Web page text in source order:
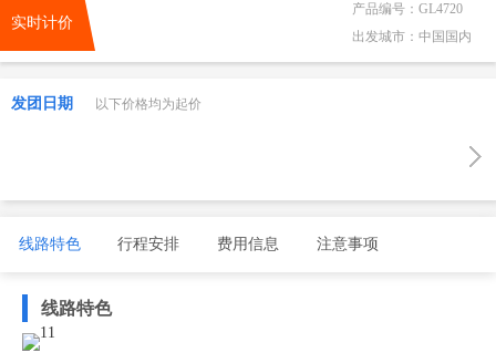
产品编号： GL4720
出发城市： 中国国内
实时计价
发团日期 以下价格均为起价
线路特色 行程安排 费用信息 注意事项
线路特色